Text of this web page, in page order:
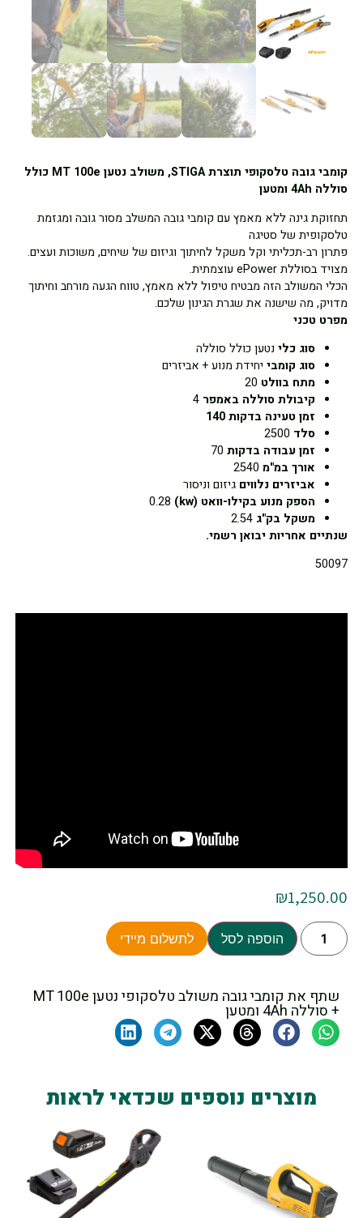
קומבי גובה טלסקופי תוצרת STIGA, משולב נטען MT 100e כולל
סוללה 4Ah ומטען
תחזוקת גינה ללא מאמץ עם קומבי גובה המשלב מסור גובה ומגזמת
טלסקופית של סטיגה
פתרון רב-תכליתי וקל משקל לחיתוך וגיזום של שיחים, משוכות ועצים.
מצויד בסוללת ePower עוצמתית.
הכלי המשולב הזה מבטיח טיפול ללא מאמץ, טווח הגעה מורחב וחיתוך
מדויק, מה שישנה את שגרת הגינון שלכם.
מפרט טכני
סוג כלי נטען כולל סוללה
סוג קומבי יחידת מנוע + אביזרים
מתח בוולט 20
קיבולת סוללה באמפר 4
זמן טעינה בדקות 140
סלד 2500
זמן עבודה בדקות 70
אורך במ"מ 2540
אביזרים נלווים גיזום וניסור
הספק מנוע בקילו-וואט (kw)
0.28
משקל בק"ג 2.54
שנתיים אחריות יבואן רשמי.
50097
₪1,250.00
הוספה לסל לתשלום מיידי
שתף את קומבי גובה משולב טלסקופי נטען MT 100e
+ סוללה 4Ah ומטען
מוצרים נוספים שכדאי לראות